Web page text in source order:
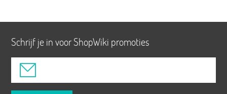
Schrijf je in voor ShopWiki promoties